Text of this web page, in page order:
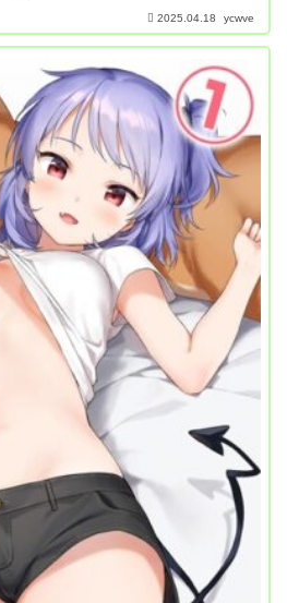
2025.04.18 ycwve